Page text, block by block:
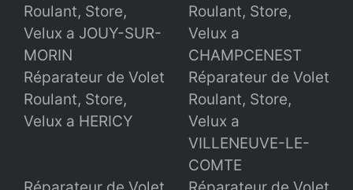
Roulant, Store,
Velux a JOUY-SUR-
MORIN
Roulant, Store,
Velux a
CHAMPCENEST
Réparateur de Volet
Roulant, Store,
Velux a HERICY
Réparateur de Volet
Roulant, Store,
Velux a
VILLENEUVE-LE-
COMTE